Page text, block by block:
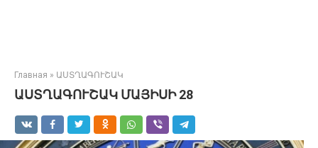
Главная » ԱՍՏՂԱԳՈՒՇԱԿ
ԱՍՏՂԱԳՈՒՇԱԿ ՄԱՅԻՍԻ 28